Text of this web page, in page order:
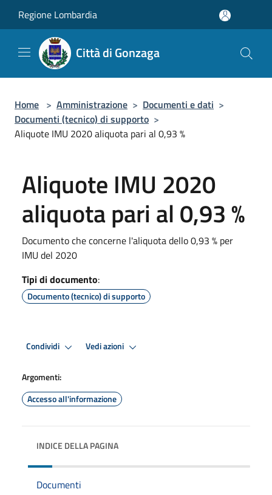
Regione Lombardia
Città di Gonzaga
Home > Amministrazione > Documenti e dati >
Documenti (tecnico) di supporto >
Aliquote IMU 2020 aliquota pari al 0,93 %
Aliquote IMU 2020
aliquota pari al 0,93 %
Documento che concerne l'aliquota dello 0,93 % per
IMU del 2020
Tipi di documento:
Documento (tecnico) di supporto
Condividi Vedi azioni
Argomenti:
Accesso all'informazione
INDICE DELLA PAGINA
Documenti